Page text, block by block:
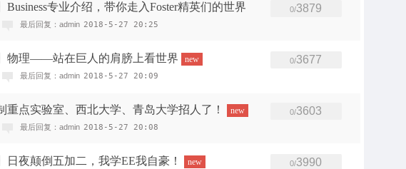
Business专业介绍，带你走入Foster精英们的世界
最后回复：admin 2018-5-27 20:25
0/3879
物理——站在巨人的肩膀上看世界 new
最后回复：admin 2018-5-27 20:09
0/3677
重点实验室、西北大学、青岛大学招人了！ new
最后回复：admin 2018-5-27 20:08
0/3603
日夜颠倒五加二，我学EE我自豪！ new 0/3990